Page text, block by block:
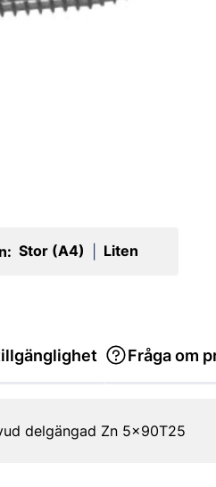
Stor (A4) Liten
Fråga om
delgängad Zn 5x90T25